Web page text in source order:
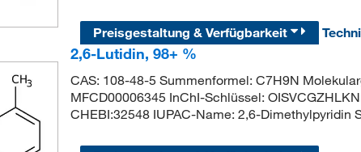
Preisgestaltung & Verfügbarkeit
2,6-Lutidin, 98+ %
CAS: 108-48-5 Summenformel: C7H9N
MFCD00006345 InChI-Schlüssel:
CHEBI:32548 IUPAC-Name: 2,6-Dimethylpyridin